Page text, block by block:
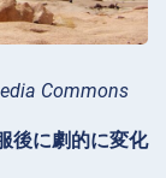
Commons
後に劇的に変化